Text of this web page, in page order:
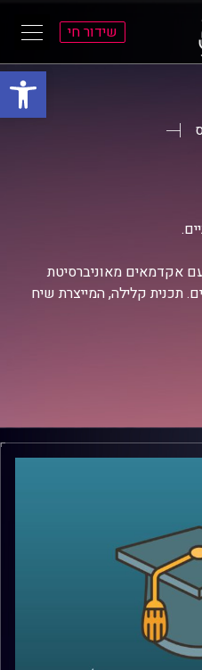
פתח
שידור חי
אקדמאים מאוניברסיטת
תכנית קלילה, המייצרת שיח